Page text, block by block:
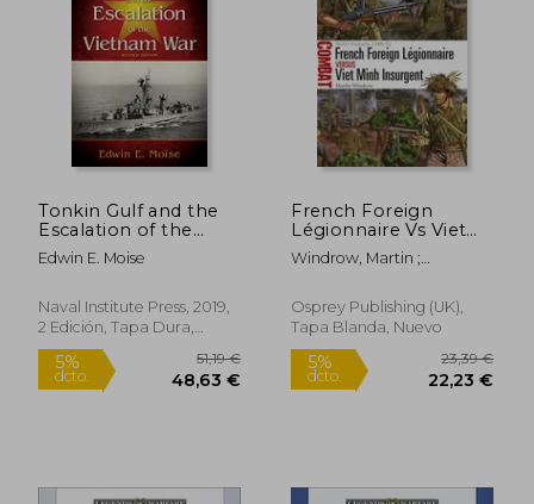
Tonkin Gulf and the
Escalation of the
Vietnam war Revised
Edition (en Inglés)
Edwin E. Moise
Naval Institute Press, 2019,
2 Edición, Tapa Dura,
Nuevo
French Foreign
Légionnaire Vs Viet
Minh Insurgent:
North Vietnam 1948-
Windrow, Martin ;
Osprey Publishing (UK),
Tapa Blanda, Nuevo